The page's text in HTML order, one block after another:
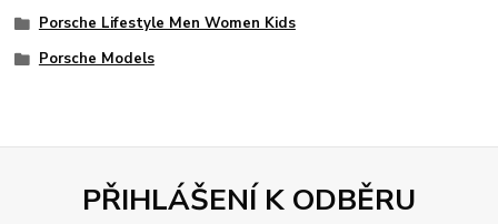
Porsche Lifestyle Men Women Kids
Porsche Models
PŘIHLÁŠENÍ K ODBĚRU